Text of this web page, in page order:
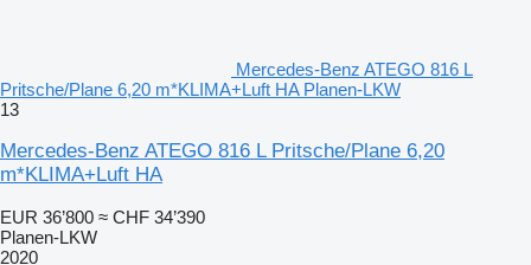
Mercedes-Benz ATEGO 816 L
Pritsche/Plane 6,20 m*KLIMA+Luft HA Planen-LKW
13
Mercedes-Benz ATEGO 816 L Pritsche/Plane 6,20
m*KLIMA+Luft HA
EUR 36’800 ≈ CHF 34’390
Planen-LKW
2020